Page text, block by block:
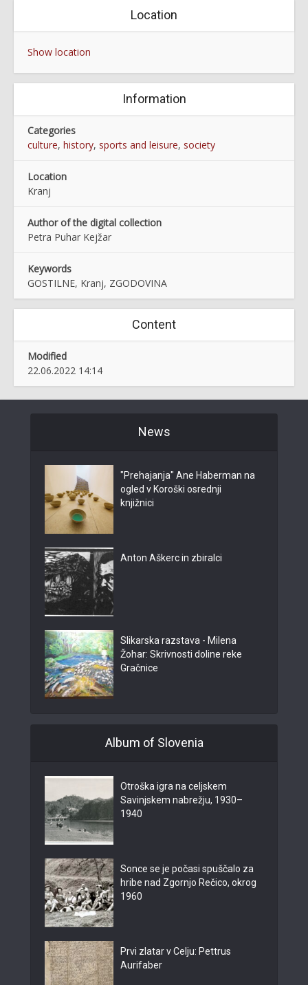
Location
Show location
Information
Categories
culture, history, sports and leisure, society
Location
Kranj
Author of the digital collection
Petra Puhar Kejžar
Keywords
GOSTILNE, Kranj, ZGODOVINA
Content
Modified
22.06.2022 14:14
News
"Prehajanja" Ane Haberman na
ogled v Koroški osrednji
knjižnici
Anton Aškerc in zbiralci
Slikarska razstava - Milena
Žohar: Skrivnosti doline reke
Gračnice
Album of Slovenia
Otroška igra na celjskem
Savinjskem nabrežju, 1930–
1940
Sonce se je počasi spuščalo za
hribe nad Zgornjo Rečico, okrog
1960
Prvi zlatar v Celju: Pettrus
Aurifaber